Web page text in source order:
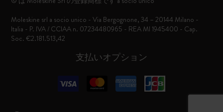
支払いオプション
Moleskine srl a socio unico - Via Bergognone, 34 – 20144 Milano -
Italia - P. IVA / CCIAA n. 07234480965 - REA MI 1945400 - Cap.
Soc. €2.181.513,42